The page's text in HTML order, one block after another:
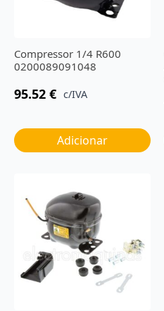
Compressor 1/4 R600
0200089091048
95.52 € c/IVA
Adicionar